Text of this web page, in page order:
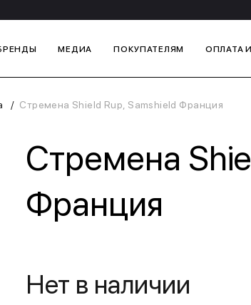
МЕДИА ПОКУПАТЕЛЯМ ОПЛАТА
Стремена Shield Rup, Samshield Франция
Стремена
Франция
Нет в наличии